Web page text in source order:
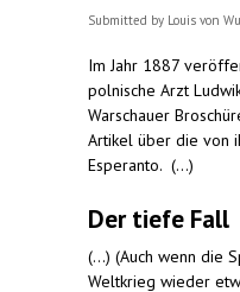
Submitted by Louis von
Im Jahr 1887
polnische Arzt
Warschauer
Artikel über die von
Esperanto. (...)
Der tiefe Fall
(...) (Auch wenn die
Weltkrieg wieder